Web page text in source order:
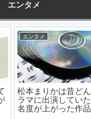
エンタメ
エンタメ
松本まりか出演ドラマで
ブレイクした作品って？
意外な作品にも出て